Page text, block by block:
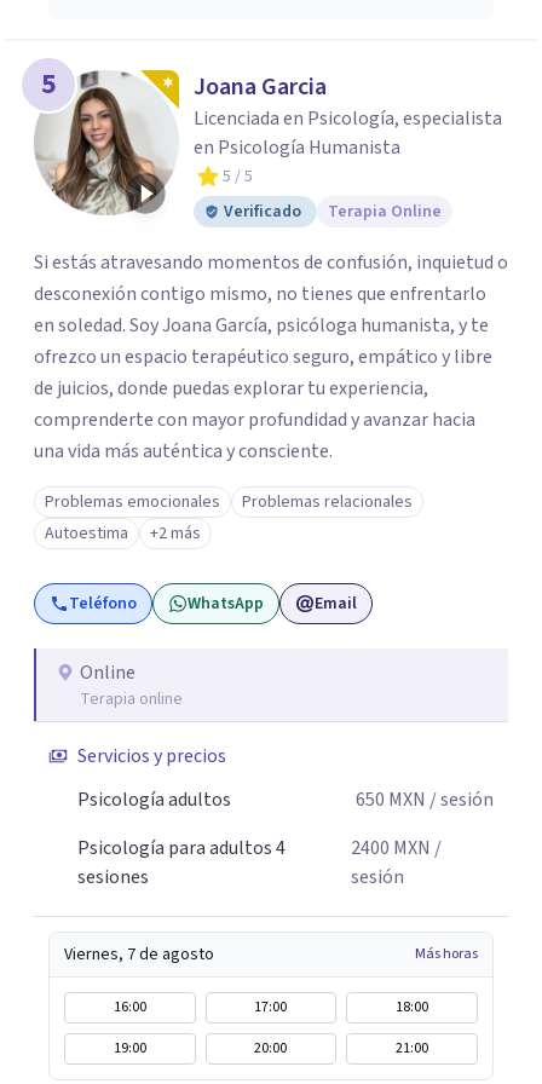
5 Joana Garcia
Licenciada en Psicología, especialista
en Psicología Humanista
5 / 5
Verificado
Terapia Online
Si estás atravesando momentos de confusión, inquietud o
desconexión contigo mismo, no tienes que enfrentarlo
en soledad. Soy Joana García, psicóloga humanista, y te
ofrezco un espacio terapéutico seguro, empático y libre
de juicios, donde puedas explorar tu experiencia,
comprenderte con mayor profundidad y avanzar hacia
una vida más auténtica y consciente.
Problemas emocionales
Problemas relacionales
Autoestima
+2 más
Teléfono WhatsApp Email
Online
Terapia online
Servicios y precios
Psicología adultos
650 MXN / sesión
Psicología para adultos 4
sesiones
2400 MXN /
sesión
Viernes, 7 de agosto Más horas
16:00 17:00
18:00
19:00
20:00 21:00